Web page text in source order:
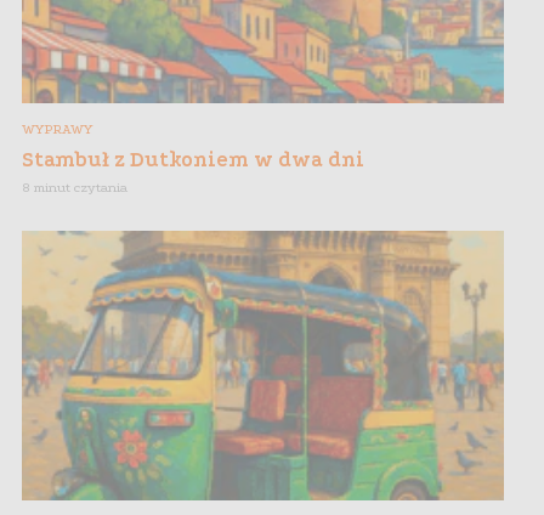
WYPRAWY
Stambuł z Dutkoniem w dwa dni
8 minut czytania